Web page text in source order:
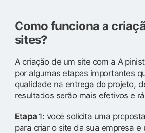
Como funciona a
sites?
A criação de um site com a
por algumas etapas importantes
qualidade na entrega do projeto,
resultados serão mais efetivos e
Etapa 1: você solicita uma
para criar o site da sua empresa e